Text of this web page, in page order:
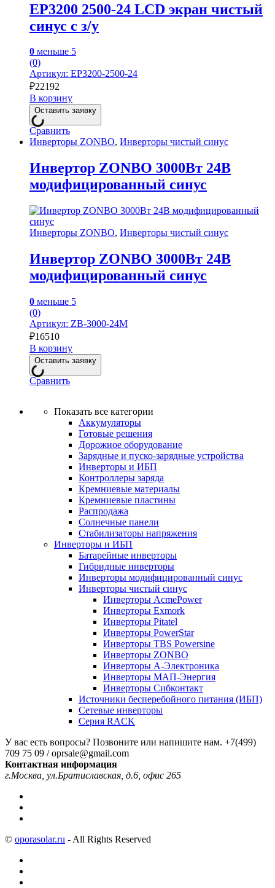
EP3200 2500-24 LCD экран чистый
синус с з/у
0 меньше 5
(0)
Артикул: EP3200-2500-24
₽22192
В корзину
Оставить заявку
Сравнить
Инверторы ZONBO, Инверторы чистый синус
Инвертор ZONBO 3000Вт 24В
модифицированный синус
Инверторы ZONBO, Инверторы чистый синус
Инвертор ZONBO 3000Вт 24В
модифицированный синус
0 меньше 5
(0)
Артикул: ZB-3000-24M
₽16510
В корзину
Оставить заявку
Сравнить
Показать все категории
Аккумуляторы
Готовые решения
Дорожное оборудование
Зарядные и пуско-зарядные устройства
Инверторы и ИБП
Контроллеры заряда
Кремниевые материалы
Кремниевые пластины
Распродажа
Солнечные панели
Стабилизаторы напряжения
Инверторы и ИБП
Батарейные инверторы
Гибридные инверторы
Инверторы модифицированный синус
Инверторы чистый синус
Инверторы AcmePower
Инверторы Exmork
Инверторы Pitatel
Инверторы PowerStar
Инверторы TBS Powersine
Инверторы ZONBO
Инверторы А-Электроника
Инверторы МАП-Энергия
Инверторы Сибконтакт
Источники бесперебойного питания (ИБП)
Сетевые инверторы
Серия RACK
У вас есть вопросы? Позвоните или напишите нам. +7(499)
709 75 09 / oprsale@gmail.com
Контактная информация
г.Москва, ул.Братиславская, д.6, офис 265
© oporasolar.ru - All Rights Reserved